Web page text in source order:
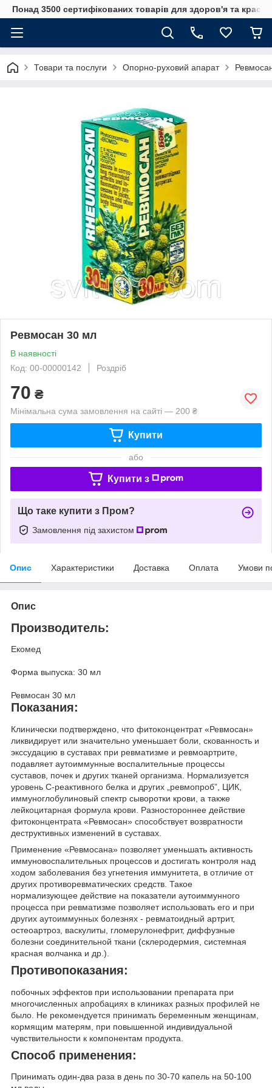
Понад 3500 сертифікованих товарів для здоров'я та краси
Товари та послуги Опорно-руховий апарат
Ревмосан 30 мл
В наявності
Код: 00-00000142
Роздріб
70 ₴
Мінімальна сума замовлення на сайті — 200 ₴
Купити
або
Купити з
Що таке купити з Пром?
Замовлення під захистом
Опис Характеристики Доставка Оплата Умови
Опис
Производитель:
Екомед
Форма выпуска: 30 мл
Ревмосан 30 мл
Показания:
Клинически подтверждено, что фитоконцентрат «Ревмосан»
ликвидирует или значительно уменьшает боли, скованность и
экссудацию в суставах при ревматизме и ревмоартрите,
подавляет аутоиммунные воспалительные процессы
суставов, почек и других тканей организма. Нормализуется
уровень С-реактивного белка и других „ревмопроб”, ЦИК,
иммуноглобулиновый спектр сыворотки крови, а также
лейкоцитарная формула крови. Разностороннее действие
фитоконцентрата «Ревмосан» способствует возвратности
деструктивных изменений в суставах.
Применение «Ревмосана» позволяет уменьшать активность
иммуновоспалительных процессов и достигать контроля над
ходом заболевания без угнетения иммунитета, в отличие от
других противоревматических средств. Такое
нормализующее действие на показатели аутоиммунного
процесса при ревматизме позволяет использовать его и при
других аутоиммунных болезнях - ревматоидный артрит,
остеоартроз, васкулиты, гломерулонефрит, диффузные
болезни соединительной ткани (склеродермия, системная
красная волчанка и др.).
Противопоказания:
побочных эффектов при использовании препарата при
многочисленных апробациях в клиниках разных профилей не
было. Не рекомендуется принимать беременным женщинам,
кормящим матерям, при повышенной индивидуальной
чувствительности к компонентам продукта.
Способ применения:
Принимать один-два раза в день по 30-70 капель на 50-100